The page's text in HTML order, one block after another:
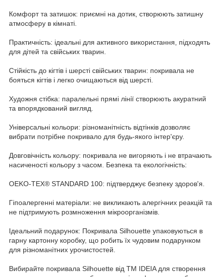
Комфорт та затишок: приємні на дотик, створюють затишну
атмосферу в кімнаті.
Практичність: ідеальні для активного використання, підходять
для дітей та свійських тварин.
Стійкість до кігтів і шерсті свійських тварин: покривала не
бояться кігтів і легко очищаються від шерсті.
Художня стібка: паралельні прямі лінії створюють акуратний
та впорядкований вигляд.
Універсальні кольори: різноманітність відтінків дозволяє
вибрати потрібне покривало для будь-якого інтер'єру.
Довговічність кольору: покривала не вигоряють і не втрачають
насиченості кольору з часом. Безпека та екологічність:
OEKO-TEX® STANDARD 100: підтверджує безпеку здоров'я.
Гіпоалергенні матеріали: не викликають алергічних реакцій та
не підтримують розмноження мікроорганізмів.
Ідеальний подарунок: Покривала Silhouette упаковуються в
гарну картонну коробку, що робить їх чудовим подарунком
для різноманітних урочистостей.
Вибирайте покривала Silhouette від ТМ IDEIA для створення